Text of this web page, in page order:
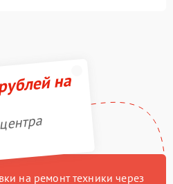
на
на ремонт техники через